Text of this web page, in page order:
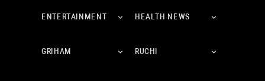
ENTERTAINMENT HEALTH NEWS
GRIHAM RUCHI